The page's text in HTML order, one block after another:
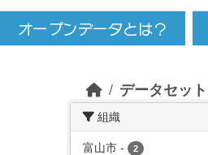
データセット
組織
富山市 - 2